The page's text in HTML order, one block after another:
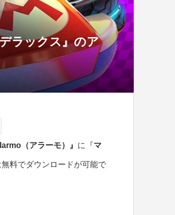
ラックス』のア
（アラーモ）』 に『マ
料でダウンロードが可能で